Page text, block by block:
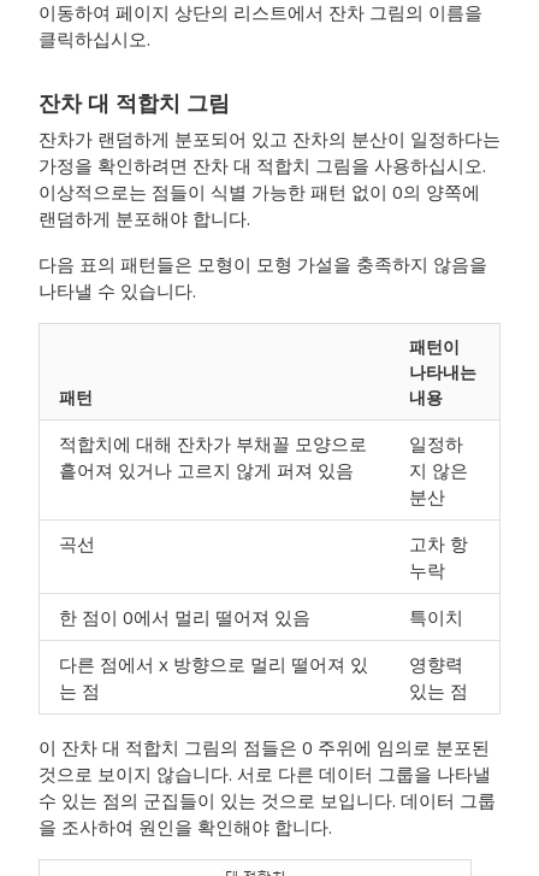
이동하여 페이지 상단의 리스트에서 잔차 그림의 이름을
클릭하십시오.
잔차 대 적합치 그림
잔차가 랜덤하게 분포되어 있고 잔차의 분산이 일정하다는
가정을 확인하려면 잔차 대 적합치 그림을 사용하십시오.
이상적으로는 점들이 식별 가능한 패턴 없이 0의 양쪽에
랜덤하게 분포해야 합니다.
다음 표의 패턴들은 모형이 모형 가설을 충족하지 않음을
나타낼 수 있습니다.
패턴
패턴이
나타내는
내용
적합치에 대해 잔차가 부채꼴 모양으로
흩어져 있거나 고르지 않게 퍼져 있음
일정하
지 않은
분산
곡선
고차 항
누락
한 점이 0에서 멀리 떨어져 있음
특이치
다른 점에서 x 방향으로 멀리 떨어져 있
는 점
영향력
있는 점
이 잔차 대 적합치 그림의 점들은 0 주위에 임의로 분포된
것으로 보이지 않습니다. 서로 다른 데이터 그룹을 나타낼
수 있는 점의 군집들이 있는 것으로 보입니다. 데이터 그룹
을 조사하여 원인을 확인해야 합니다.